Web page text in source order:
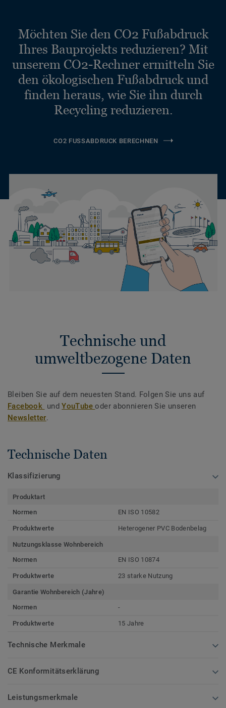
Möchten Sie den CO2 Fußabdruck
Ihres Bauprojekts reduzieren? Mit
unserem CO2-Rechner ermitteln Sie
den ökologischen Fußabdruck und
finden heraus, wie Sie ihn durch
Recycling reduzieren.
CO2 FUSSABDRUCK BERECHNEN
Technische und
umweltbezogene Daten
Bleiben Sie auf dem neuesten Stand. Folgen Sie uns auf
Facebook undYouTubeoder abonnieren Sie unseren
Newsletter.
Technische Daten
Klassifizierung
Produktart
Normen
EN ISO 10582
Produktwerte Heterogener PVC Bodenbelag
Nutzungsklasse Wohnbereich
Normen
EN ISO 10874
Produktwerte 23 starke Nutzung
Garantie Wohnbereich (Jahre)
Normen
-
Produktwerte 15 Jahre
Technische Merkmale
CE Konformitätserklärung
Leistungsmerkmale